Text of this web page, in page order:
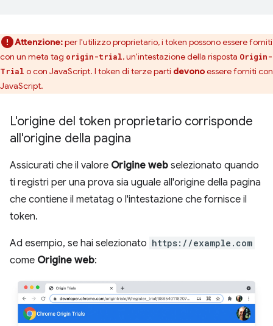
Attenzione:per l'utilizzo proprietario, i token possono essere forniti
con un meta tag origin-trial, un'intestazione della risposta Origin-
Trial o con JavaScript. I token di terze parti devonoessere forniti con
JavaScript.
L'origine del token proprietario corrisponde
all'origine della pagina
Assicurati che il valore Origine web selezionato quando
ti registri per una prova sia uguale all'origine della pagina
che contiene il metatag o l'intestazione che fornisce il
token.
Ad esempio, se hai selezionato https://example.com
come Origine web: